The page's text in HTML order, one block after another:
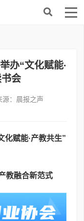
办“文化赋能·
会
源：晨报之声
化赋能·产教共生”
教融合新范式